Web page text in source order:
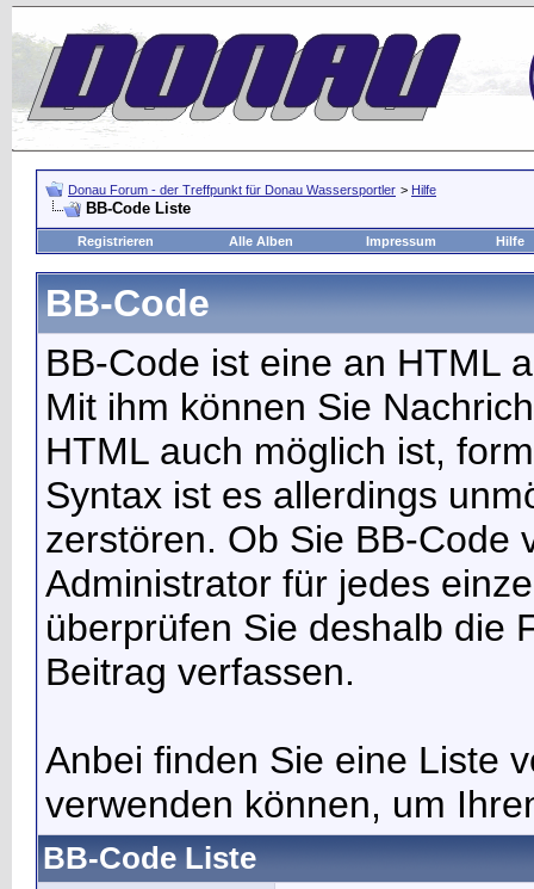
Donau Forum - der Treffpunkt für Donau Wassersportler > Hilfe
BB-Code Liste
Registrieren Alle Alben Impressum Hilfe
BB-Code
BB-Code ist eine an HTML
Mit ihm können Sie
HTML auch möglich ist,
Syntax ist es allerdings
zerstören. Ob Sie BB-Code
Administrator für jedes
überprüfen Sie deshalb die
Beitrag verfassen.
Anbei finden Sie eine Liste
verwenden können, um
BB-Code Liste